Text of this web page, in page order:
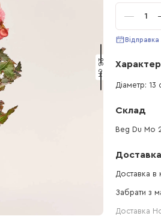
28 см
1
Діаметр: 13
Склад
Beg Du Mo
Доставка
Доставка в
Забрати з
Доставка